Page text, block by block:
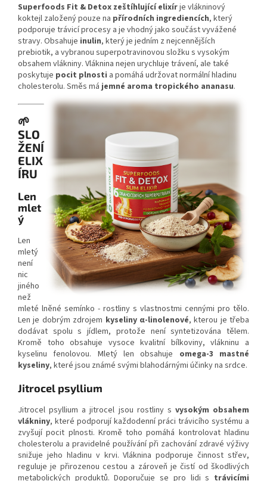
Superfoods Fit & Detox zeštíhlující elixírje vlákninový
koktejl založený pouze na přírodních ingrediencích, který
podporuje trávicí procesy a je vhodný jako součást vyvážené
stravy. Obsahuje inulin, který je jedním z nejcennějších
prebiotik, a vybranou superpotravinovou složku s vysokým
obsahem vlákniny. Vláknina nejen urychluje trávení, ale také
poskytuje pocit plnosti a pomáhá udržovat normální hladinu
cholesterolu. Směs má jemné aroma tropického ananasu.
🌱
SLO
ŽENÍ
ELIX
ÍRU
Len
mlet
ý
Len
mletý
není
nic
jiného
než
mleté ​​lněné semínko - rostliny s vlastnostmi cennými pro tělo.
Len je dobrým zdrojem kyseliny α-linolenové, kterou je třeba
dodávat spolu s jídlem, protože není syntetizována tělem.
Kromě toho obsahuje vysoce kvalitní bílkoviny, vlákninu a
kyselinu fenolovou. Mletý len obsahuje
omega-3 mastné
kyseliny, které jsou známé svými blahodárnými účinky na srdce.
Jitrocel psyllium
Jitrocel psyllium a jitrocel jsou rostliny s vysokým obsahem
vlákniny, které podporují každodenní práci trávicího systému a
zvyšují pocit plnosti. Kromě toho pomáhá kontrolovat hladinu
cholesterolu a pravidelné používání při zachování zdravé výživy
snižuje jeho hladinu v krvi. Vláknina podporuje činnost střev,
reguluje je přirozenou cestou a zároveň je čistí od škodlivých
metabolických produktů. Doporučuje se pro lidi s trávicími